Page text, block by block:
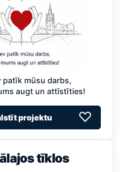
patīk mūsu darbs,
augt un attīstīties!
projektu ♡
tīklos